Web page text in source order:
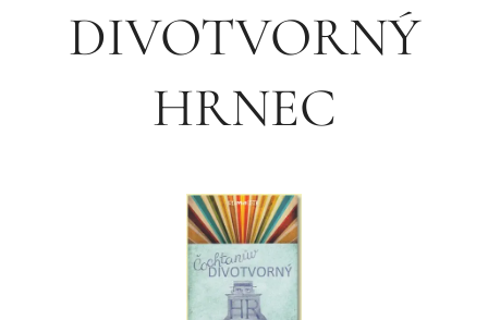
DIVOTVORNÝ
HRNEC